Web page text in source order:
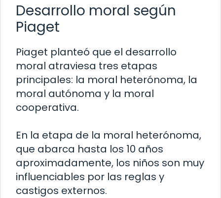
Desarrollo moral según
Piaget
Piaget planteó que el desarrollo
moral atraviesa tres etapas
principales: la moral heterónoma, la
moral autónoma y la moral
cooperativa.
En la etapa de la moral heterónoma,
que abarca hasta los 10 años
aproximadamente, los niños son muy
influenciables por las reglas y
castigos externos.